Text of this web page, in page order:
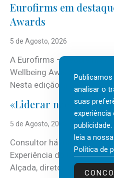
Eurofirms em
Awards
5 de Agosto, 2026
A Eurofirms – People first
Wellbeing Awards,
Nesta edição, a
«Liderar não é um
5 de Agosto, 2026
Consultor há mais de três
Experiência do Cliente,
Alçada, diretor executivo
analisar o
suas
experiência
leia a nossa
Política de